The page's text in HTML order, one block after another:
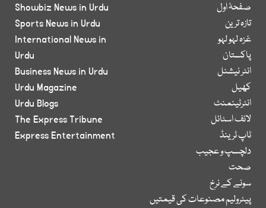
صفحۂ اول
تازہ ترین
غزہ لہو لہو
پاکستان
انٹر نیشنل
کھیل
انٹرٹینمنٹ
لائف اسٹائل
ٹاپ ٹرینڈ
دلچسپ و عجیب
صحت
سونے کے نرخ
پیٹرولیم مصنوعات کی قیمتیں
Showbiz News in Urdu
Sports News in Urdu
International News in
Urdu
Business News in Urdu
Urdu Magazine
Urdu Blogs
The Express Tribune
Express Entertainment